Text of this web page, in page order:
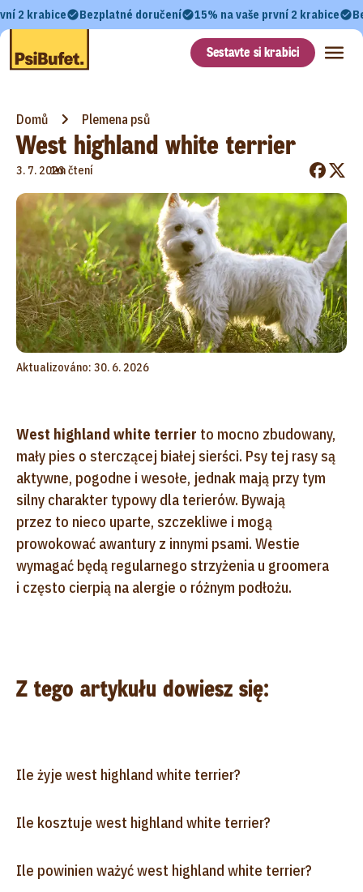
2 krabice Bezplatné doručení 15% na vaše první 2 krabice
Sestavte si krabici
Domů Plemena psů
West highland white terrier
3. 7. 2023
•
1m čtení
Aktualizováno: 30. 6. 2026
West highland white terrier to mocno zbudowany,
mały pies o sterczącej białej sierści. Psy tej rasy są
aktywne, pogodne i wesołe, jednak mają przy tym
silny charakter typowy dla terierów. Bywają
przez to nieco uparte, szczekliwe i mogą
prowokować awantury z innymi psami. Westie
wymagać będą regularnego strzyżenia u groomera
i często cierpią na alergie o różnym podłożu.
Z tego artykułu dowiesz się:
Ile żyje west highland white terrier?
Ile kosztuje west highland white terrier?
Ile powinien ważyć west highland white terrier?